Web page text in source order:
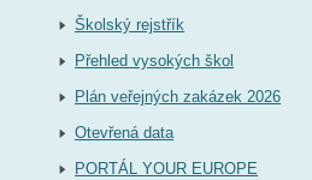
Školský rejstřík
Přehled vysokých škol
Plán veřejných zakázek 2026
Otevřená data
PORTÁL YOUR EUROPE